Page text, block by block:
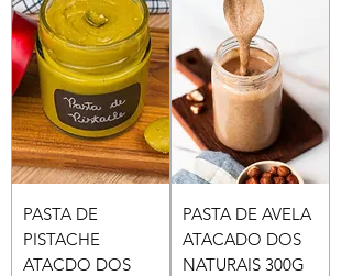
PASTA DE
PISTACHE
ATACDO DOS
PASTA DE AVELA
ATACADO DOS
NATURAIS 300G